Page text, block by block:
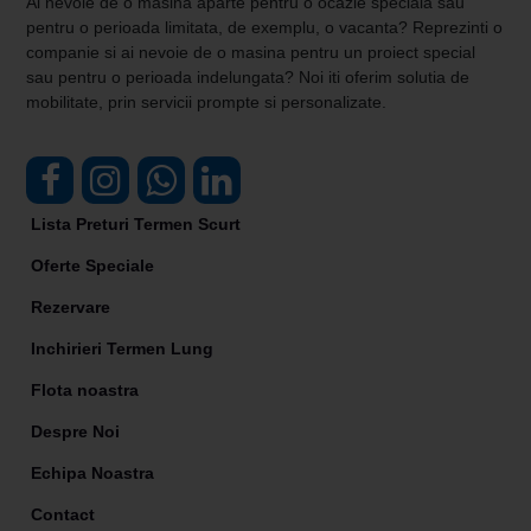
pentru o perioada limitata, de exemplu, o vacanta? Reprezinti o
companie si ai nevoie de o masina pentru un proiect special
sau pentru o perioada indelungata? Noi iti oferim solutia de
mobilitate, prin servicii prompte si personalizate.
Lista Preturi Termen Scurt
Oferte Speciale
Rezervare
Inchirieri Termen Lung
Flota noastra
Despre Noi
Echipa Noastra
Contact